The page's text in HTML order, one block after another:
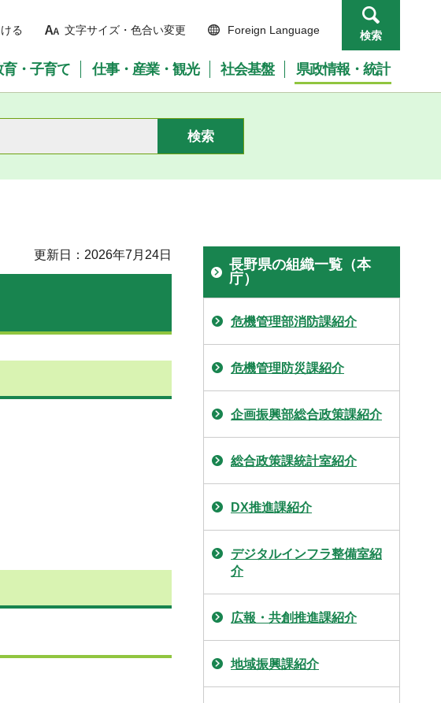
る 文字サイズ・色合い変更 Foreign Language 検索
育・子育て 仕事・産業・観光 社会基盤 県政情報・統計
更新日：2026年7月24日
長野県の組織一覧（本
庁）
危機管理部消防課紹介
危機管理防災課紹介
企画振興部総合政策課紹介
総合政策課統計室紹介
DX推進課紹介
デジタルインフラ整備室紹
介
広報・共創推進課紹介
地域振興課紹介